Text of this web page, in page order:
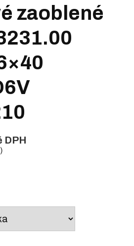
zaoblené
DPH